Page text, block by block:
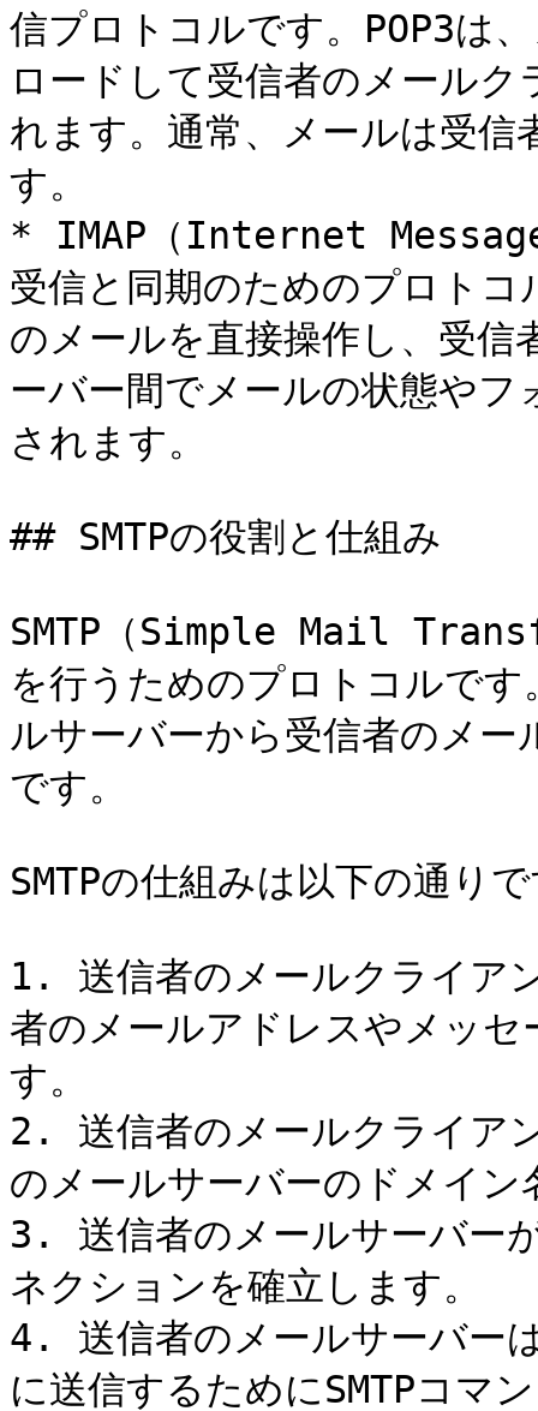
信プロトコルです。POP3は
ロードして受信者のメール
れます。通常、メールは受
す。
* IMAP（Internet
受信と同期のためのプロト
のメールを直接操作し、受
ーバー間でメールの状態や
されます。
## SMTPの役割と仕組み
SMTP（Simple Mail
を行うためのプロトコルです
ルサーバーから受信者のメ
です。
SMTPの仕組みは以下の通り
1. 送信者のメールクライア
者のメールアドレスやメッ
す。
2. 送信者のメールクライア
のメールサーバーのドメイン
3. 送信者のメールサーバー
ネクションを確立します。
4. 送信者のメールサーバー
に送信するためにSMTPコマ